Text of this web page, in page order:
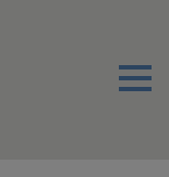
Menu